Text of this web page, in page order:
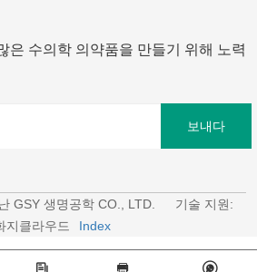
은 수의학 의약품을 만들기 위해 노력
보내다
GSY 생명공학 CO., LTD.
기술 지원:
지클라우드
Index